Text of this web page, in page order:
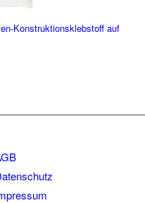
Konstruktionsklebstoff auf